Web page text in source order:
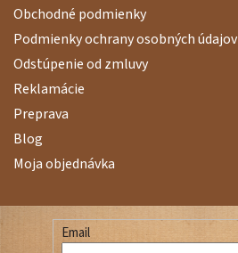
Obchodné podmienky
Podmienky ochrany osobných údajov
Odstúpenie od zmluvy
Reklamácie
Preprava
Blog
Moja objednávka
Email